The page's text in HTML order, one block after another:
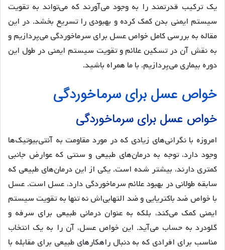
یک ترکیب قدرتمند را به وجود می‌آورند که می‌تواند به تقویت
سیستم ایمنی بدن کمک کرده و بهبودی را تسریع بخشد. در این
مقاله به بررسی کامل خواص عسل برای سرماخوردگی می‌پردازیم و
به نقش آن در تسکین علائم و تقویت سیستم ایمنی در طول این
دوره بیماری می‌پردازیم. با ما همراه باشید.
خواص عسل برای سرماخوردگی
خواص عسل برای سرماخوردگی
امروزه با نگرانی‌های زیادی که در مورد مقاومت به آنتی‌بیوتیک‌ها
وجود دارد، توجه به درمان‌های طبیعی و سنتی که عوارض جانبی
کمتری دارند، بیشتر شده است. یکی از این درمان‌های طبیعی که
سابقه طولانی در بهبود علائم سرماخوردگی دارد، عسل است. عسل
با خواص ضد باکتریایی و ضد التهابی‌اش نه تنها به تقویت سیستم
ایمنی کمک می‌کند، بلکه به عنوان درمانی طبیعی برای سرفه و
گلودرد به حساب می‌آید. این خواص عسل، آن را به یک انتخاب
مناسب برای افرادی که به دنبال راهکارهای طبیعی برای مقابله با